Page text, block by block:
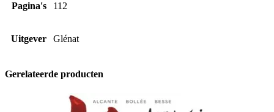
Pagina's 112
Uitgever Glénat
Gerelateerde producten